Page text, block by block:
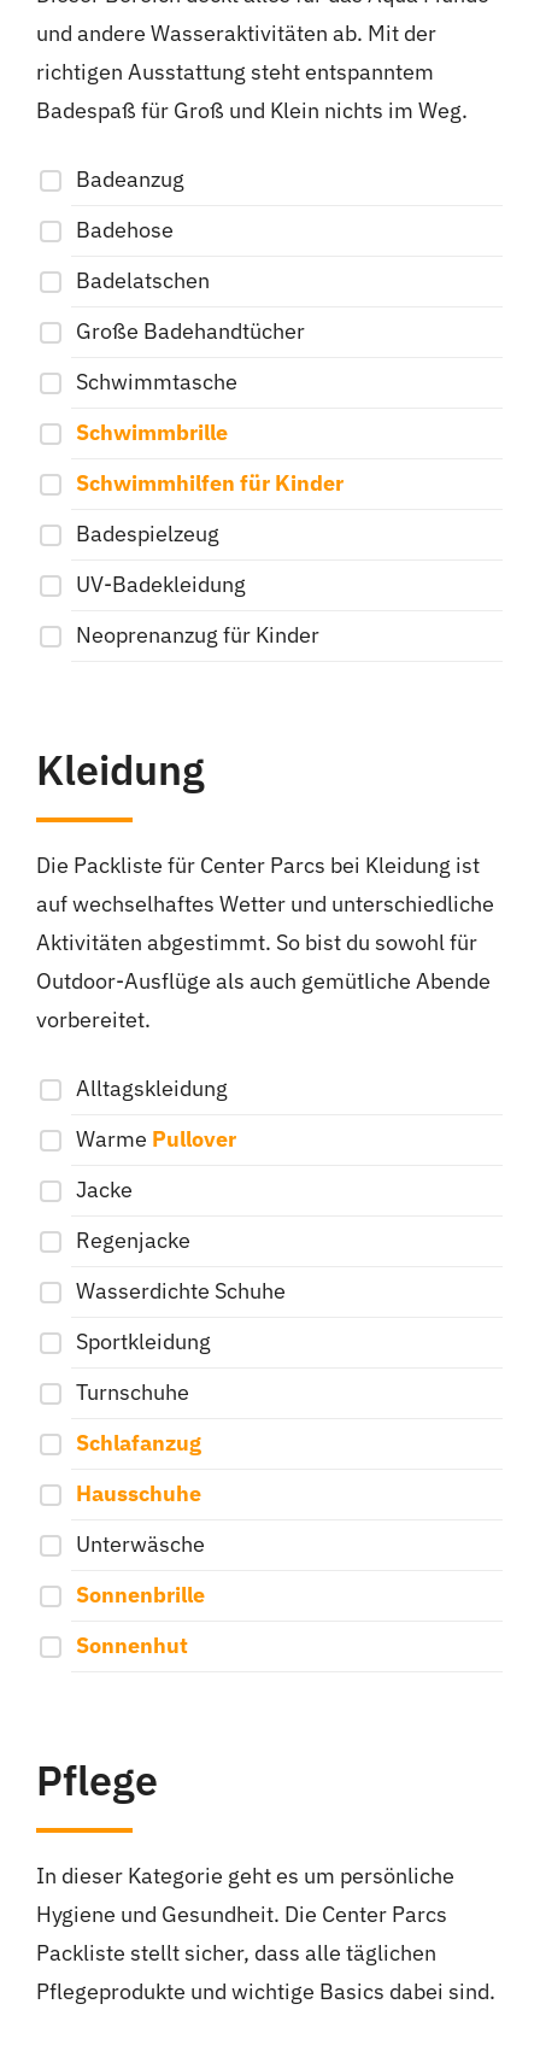
und andere Wasseraktivitäten ab. Mit der
richtigen Ausstattung steht entspanntem
Badespaß für Groß und Klein nichts im Weg.
Badeanzug
Badehose
Badelatschen
Große Badehandtücher
Schwimmtasche
Schwimmbrille
Schwimmhilfen für Kinder
Badespielzeug
UV-Badekleidung
Neoprenanzug für Kinder
Kleidung
Die Packliste für Center Parcs bei Kleidung ist
auf wechselhaftes Wetter und unterschiedliche
Aktivitäten abgestimmt. So bist du sowohl für
Outdoor-Ausflüge als auch gemütliche Abende
vorbereitet.
Alltagskleidung
Warme Pullover
Jacke
Regenjacke
Wasserdichte Schuhe
Sportkleidung
Turnschuhe
Schlafanzug
Hausschuhe
Unterwäsche
Sonnenbrille
Sonnenhut
Pflege
In dieser Kategorie geht es um persönliche
Hygiene und Gesundheit. Die Center Parcs
Packliste stellt sicher, dass alle täglichen
Pflegeprodukte und wichtige Basics dabei sind.